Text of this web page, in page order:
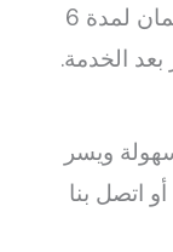
كل عملية صيانة لدينا تأتي مرفقة بضمان لمدة 6
الخدمة.
أو اتصل بنا